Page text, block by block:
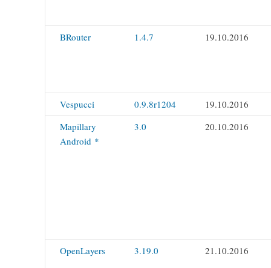
BRouter 1.4.7 19.10.2016
Vespucci 0.9.8r1204
19.10.2016
Mapillary
Android *
3.0 20.10.2016
OpenLayers 3.19.0 21.10.2016